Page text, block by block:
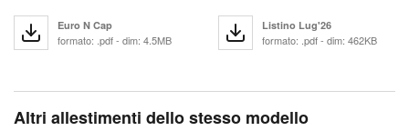
Euro N Cap
formato: .pdf - dim: 4.5MB
Listino Lug'26
formato: .pdf - dim: 462KB
Altri allestimenti dello stesso modello